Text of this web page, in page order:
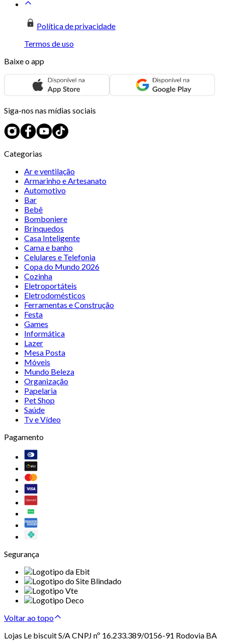
Política de privacidade
Termos de uso
Baixe o app
Siga-nos nas mídias sociais
Categorias
Ar e ventilação
Armarinho e Artesanato
Automotivo
Bar
Bebê
Bomboniere
Brinquedos
Casa Inteligente
Cama e banho
Celulares e Telefonia
Copa do Mundo 2026
Cozinha
Eletroportáteis
Eletrodomésticos
Ferramentas e Construção
Festa
Games
Informática
Lazer
Mesa Posta
Móveis
Mundo Beleza
Organização
Papelaria
Pet Shop
Saúde
Tv e Vídeo
Pagamento
Segurança
Voltar ao topo
Lojas Le biscuit S/A CNPJ nº 16.233.389/0156-91 Rodovia BA